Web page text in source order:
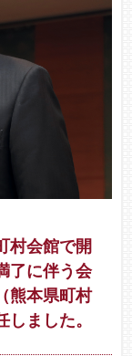
村会館で開
了に伴う会
熊本県町村
ました。